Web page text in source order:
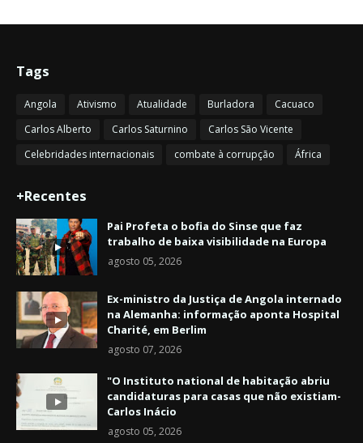
Tags
Angola Ativismo Atualidade Burladora
Cacuaco
Carlos Alberto
Carlos Saturnino
Carlos São Vicente
Celebridades internacionais
combate à corrupção África
+Recentes
Pai Profeta o bofia do Sinse que faz
trabalho de baixa visibilidade na Europa
agosto 05, 2026
Ex-ministro da Justiça de Angola internado
na Alemanha: informação aponta Hospital
Charité, em Berlim
agosto 07, 2026
"O Instituto national de habitação abriu
candidaturas para casas que não existiam-
Carlos Inácio
agosto 05, 2026